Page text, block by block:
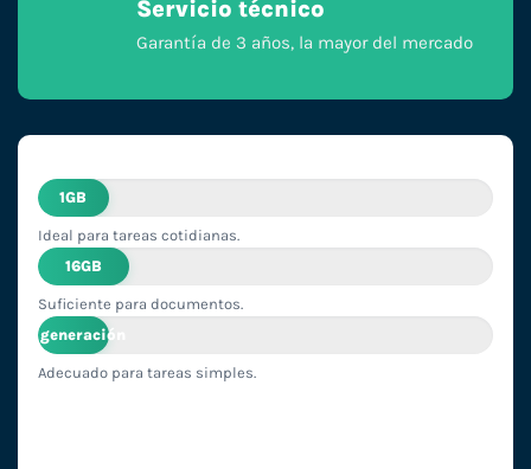
Servicio técnico
Garantía de 3 años, la mayor del mercado
1GB
Ideal para tareas cotidianas.
16GB
Suficiente para documentos.
1ª generación
Adecuado para tareas simples.